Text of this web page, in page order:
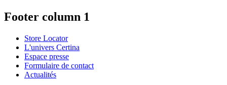
Footer column 1
Store Locator
L'univers Certina
Espace presse
Formulaire de contact
Actualités